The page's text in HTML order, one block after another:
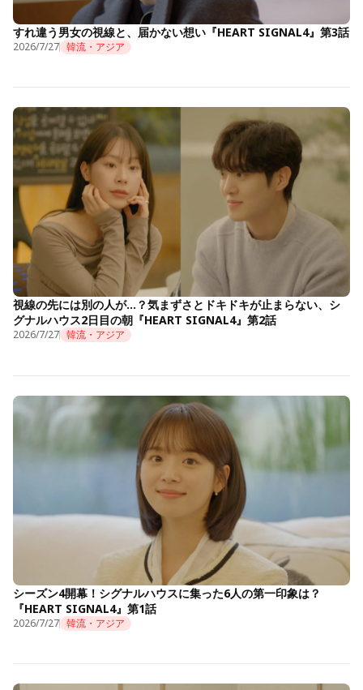
すれ違う男女の視線と、届かない想い『HEART SIGNAL4』第3話
2026/7/27 韓流・アジア
視線の先には別の人が…？気まずさとドキドキが止まらない、シ
グナルハウス2日目の朝『HEART SIGNAL4』第2話
2026/7/27 韓流・アジア
シーズン4開幕！シグナルハウスに集った6人の第一印象は？
『HEART SIGNAL4』第1話
2026/7/27 韓流・アジア